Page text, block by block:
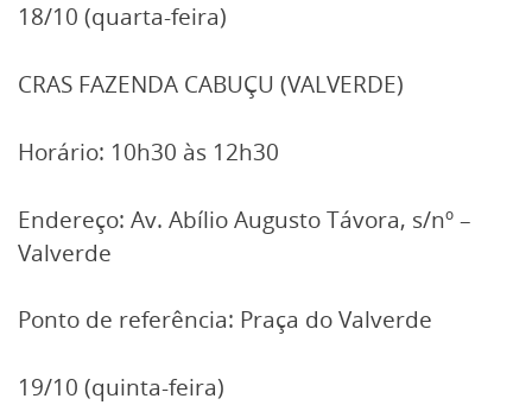
18/10 (quarta-feira)
CRAS FAZENDA CABUÇU (VALVERDE)
Horário: 10h30 às 12h30
Endereço: Av. Abílio Augusto Távora, s/nº –
Valverde
Ponto de referência: Praça do Valverde
19/10 (quinta-feira)